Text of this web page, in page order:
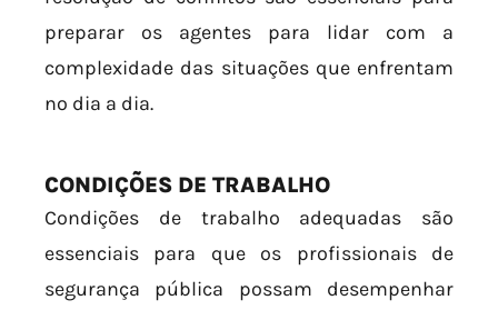
preparar os agentes para lidar com a
complexidade das situações que enfrentam
no dia a dia.
CONDIÇÕES DE TRABALHO
Condições de trabalho adequadas são
essenciais para que os profissionais de
segurança pública possam desempenhar